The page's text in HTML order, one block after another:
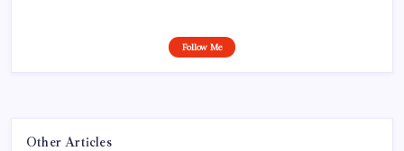
Follow Me
Other Articles